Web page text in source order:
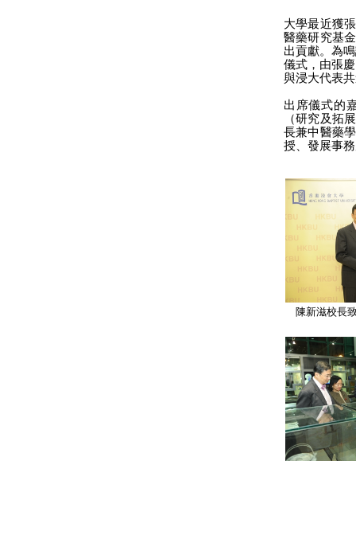
大學最近獲
醫藥研究基
出貢獻。為
儀式，由張
與浸大代表
出席儀式的
（研究及拓
長兼中醫藥
授、發展事
陳新滋校長